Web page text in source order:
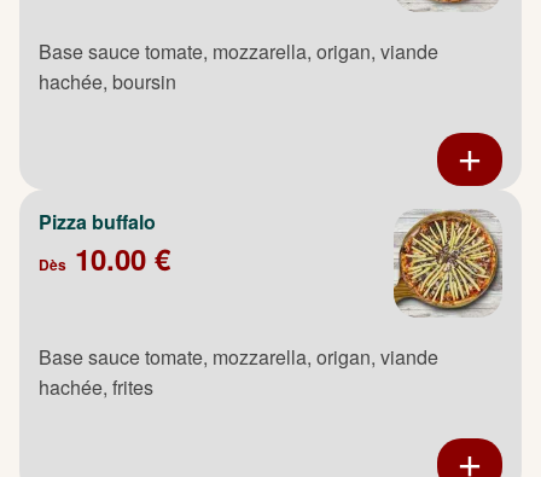
Base sauce tomate, mozzarella, origan, viande
hachée, boursin
Pizza buffalo
Dès 10.00 €
Base sauce tomate, mozzarella, origan, viande
hachée, frites